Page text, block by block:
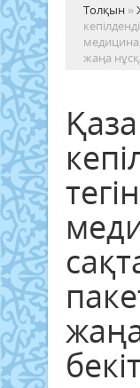
Толқын »
жаңа